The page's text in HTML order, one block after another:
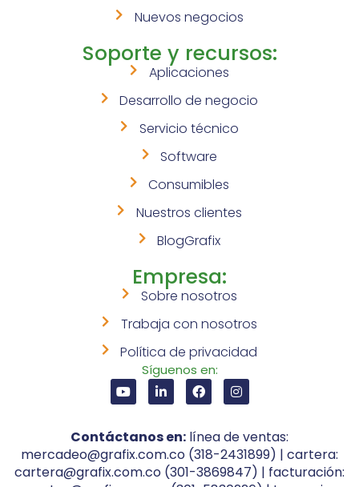
Nuevos negocios
Soporte y recursos:
Aplicaciones
Desarrollo de negocio
Servicio técnico
Software
Consumibles
Nuestros clientes
BlogGrafix
Empresa:
Sobre nosotros
Trabaja con nosotros
Política de privacidad
Síguenos en:
Contáctanos en: línea de ventas:
mercadeo@grafix.com.co (318-2431899) | cartera:
cartera@grafix.com.co (301-3869847) | facturación: